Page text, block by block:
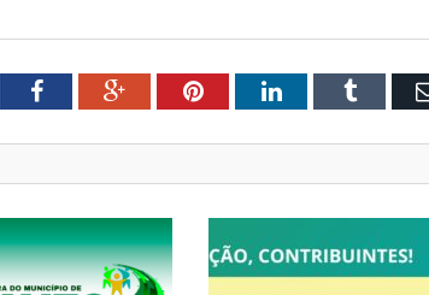
FacebookGoogle+PinterestLinkedInTumblr